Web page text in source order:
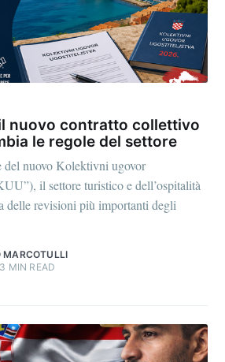
nuovo contratto collettivo
le regole del settore
del nuovo Kolektivni ugovor
il settore turistico e dell’ospitalità
delle revisioni più importanti degli
MARCOTULLI
3 MIN READ